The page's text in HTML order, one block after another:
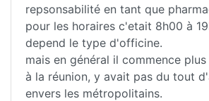
repsonsabilité en tant que
pour les horaires c'etait 8h00 à
depend le type d'officine.
mais en général il commence
à la réunion, y avait pas du tout
envers les métropolitains.